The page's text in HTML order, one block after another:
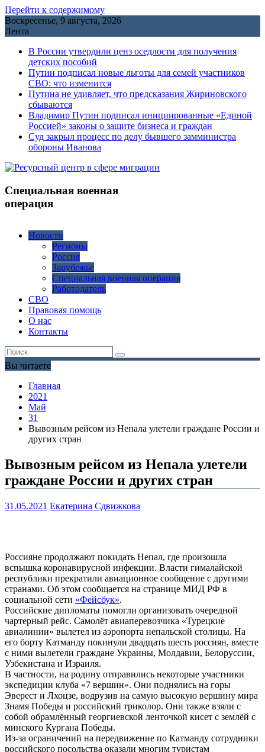
Перейти к содержимому
Воскресенье, 9 августа, 2026
Лента
В России утвердили ценз оседлости для получения
детских пособий
Путин подписал новые льготы для семей участников
СВО: что изменится
Путина не удивляет, что предсказания Жириновского
сбываются
Владимир Путин подписал инициированные «Единой
Россией» законы о защите бизнеса и граждан
Cуд закрыл процесс по делу бывшего замминистра
обороны Иванова
Специальная военная
операция
Новости
Регионы
Россия
Зарубежье
Специальная военная операция
Работодатель
СВО
Правовая помощь
О нас
Контакты
Вы читаете
Главная
2021
Май
31
Вывозным рейсом из Непала улетели граждане России и
других стран
Вывозным рейсом из Непала улетели
граждане России и других стран
31.05.2021 Екатерина Сдвижкова
Россияне продолжают покидать Непал, где произошла
вспышка коронавирусной инфекции. Власти гималайской
республики прекратили авиационное сообщение с другими
странами. Об этом сообщается на странице МИД РФ в
социальной сети «Фейсбук».
Российские дипломаты помогли организовать очередной
чартерный рейс. Самолёт авиаперевозчика «Турецкие
авиалинии» вылетел из аэропорта непальской столицы. На
его борту Катманду покинули двадцать шесть россиян, вместе
с ними вылетели граждане Украины, Молдавии, Белоруссии,
Узбекистана и Израиля.
В частности, на родину отправились некоторые участники
экспедиции клуба «7 вершин». Они поднялись на горы
Эверест и Лхоцзе, водрузив на самую высокую вершину мира
Знамя Победы и российский триколор. Они также взяли с
собой обрамлённый георгиевской ленточкой кисет с землёй с
минского Кургана Победы.
Из-за ограничений на передвижение по Катманду сотрудники
российского посольства оказали многим туристам